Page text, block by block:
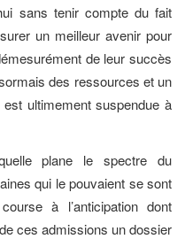
sans tenir compte du fait
un meilleur avenir pour
de leur succès
des ressources et un
ultimement suspendue à
plane le spectre du
qui le pouvaient se sont
à l’anticipation dont
ces admissions un dossier